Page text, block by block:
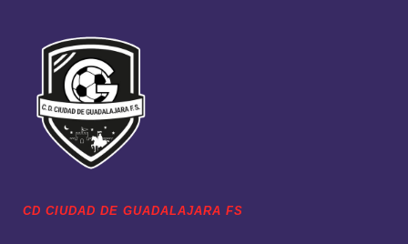
CD CIUDAD DE GUADALAJARA FS